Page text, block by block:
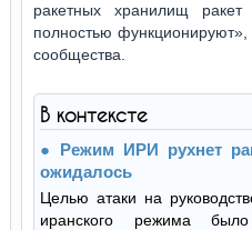
ракетных хранилищ
полностью функционируют»,
сообщества.
В контексте
Режим ИРИ рухнет
ожидалось
Целью атаки на
иранского режима